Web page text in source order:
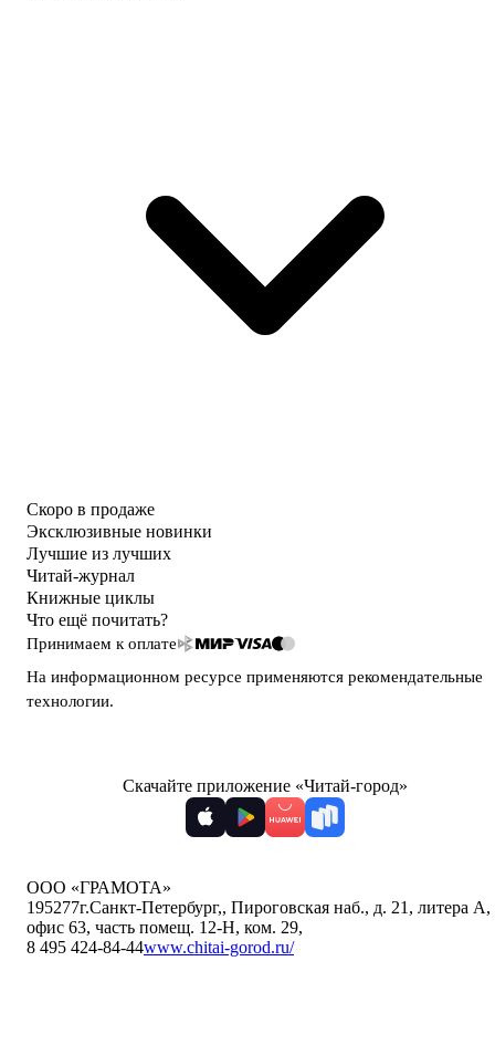
Скоро в продаже
Эксклюзивные новинки
Лучшие из лучших
Читай-журнал
Книжные циклы
Что ещё почитать?
Принимаем к оплате
На информационном ресурсе применяются рекомендательные
технологии.
Скачайте приложение «Читай-город»
ООО «ГРАМОТА»
195277г.Санкт-Петербург,, Пироговская наб., д. 21, литера А,
офис 63, часть помещ. 12-Н, ком. 29,
8 495 424-84-44www.chitai-gorod.ru/